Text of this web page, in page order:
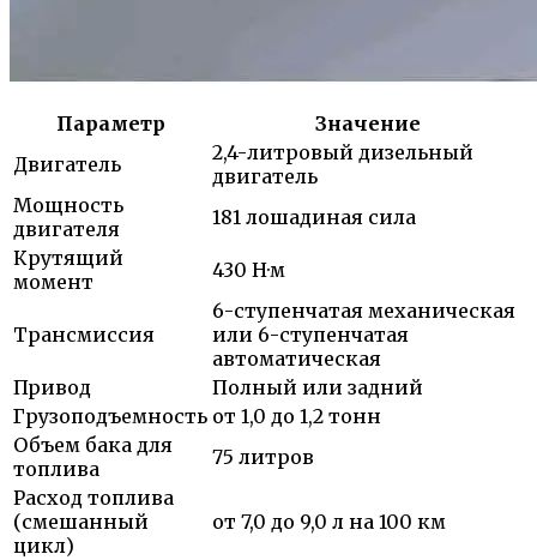
Параметр
Значение
Двигатель
2,4-литровый дизельный
двигатель
Мощность
двигателя
181 лошадиная сила
Крутящий
момент
430 Н·м
Трансмиссия
6-ступенчатая механическая
или 6-ступенчатая
автоматическая
Привод
Полный или задний
Грузоподъемность от 1,0 до 1,2 тонн
Объем бака для
топлива
75 литров
Расход топлива
(смешанный
цикл)
от 7,0 до 9,0 л на 100 км